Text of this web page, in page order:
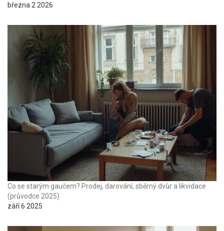
března 2 2026
Co se starým gaučem? Prodej, darování, sběrný dvůr a likvidace
(průvodce 2025)
září 6 2025